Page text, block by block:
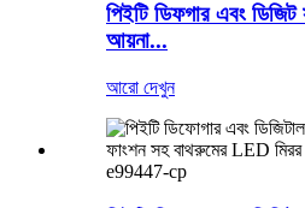
পিইটি ডিফগার এবং
আয়না...
আরো দেখুন
e99447-cp